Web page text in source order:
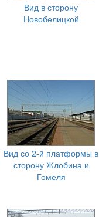
Вид в сторону
Новобелицкой
Вид со 2-й платформы в
сторону Жлобина и
Гомеля